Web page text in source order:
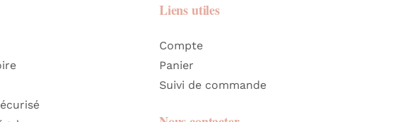
Liens utiles
Compte
Panier
Suivi de commande